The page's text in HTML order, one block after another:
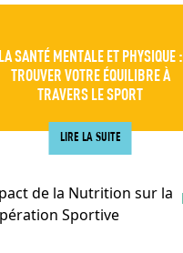
LA SANTÉ MENTALE ET PHYSIQUE :
TROUVER VOTRE ÉQUILIBRE À
TRAVERS LE SPORT
LIRE LA SUITE